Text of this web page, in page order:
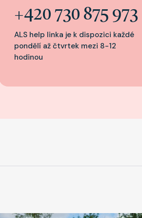
+420 730 875 973
ALS help linka je k dispozici každé
pondělí až čtvrtek mezi 8-12
hodinou